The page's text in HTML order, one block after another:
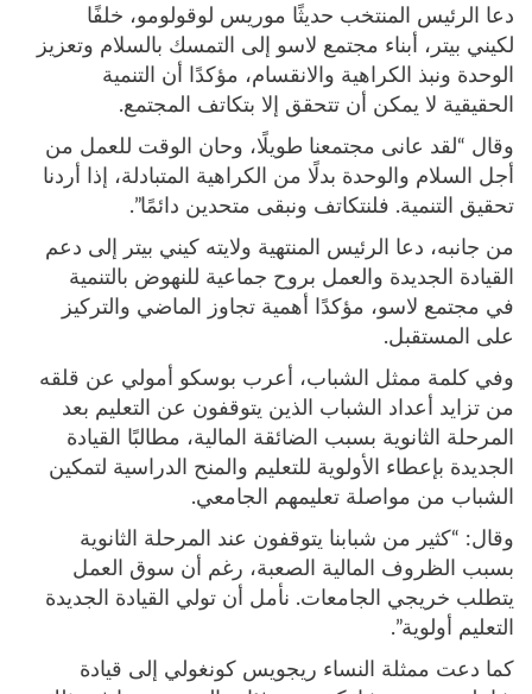
دعا الرئيس المنتخب حديثًا موريس لوقولومو، خلفًا
لكيني بيتر، أبناء مجتمع لاسو إلى التمسك بالسلام وتعزيز
الوحدة ونبذ الكراهية والانقسام، مؤكدًا أن التنمية
الحقيقية لا يمكن أن تتحقق إلا بتكاتف المجتمع.
وقال “لقد عانى مجتمعنا طويلًا، وحان الوقت للعمل من
أجل السلام والوحدة بدلًا من الكراهية المتبادلة، إذا أردنا
تحقيق التنمية. فلنتكاتف ونبقى متحدين دائمًا”.
من جانبه، دعا الرئيس المنتهية ولايته كيني بيتر إلى دعم
القيادة الجديدة والعمل بروح جماعية للنهوض بالتنمية
في مجتمع لاسو، مؤكدًا أهمية تجاوز الماضي والتركيز
على المستقبل.
وفي كلمة ممثل الشباب، أعرب بوسكو أمولي عن قلقه
من تزايد أعداد الشباب الذين يتوقفون عن التعليم بعد
المرحلة الثانوية بسبب الضائقة المالية، مطالبًا القيادة
الجديدة بإعطاء الأولوية للتعليم والمنح الدراسية لتمكين
الشباب من مواصلة تعليمهم الجامعي.
وقال: “كثير من شبابنا يتوقفون عند المرحلة الثانوية
بسبب الظروف المالية الصعبة، رغم أن سوق العمل
يتطلب خريجي الجامعات. نأمل أن تولي القيادة الجديدة
التعليم أولوية”.
كما دعت ممثلة النساء ريجويس كونغولي إلى قيادة